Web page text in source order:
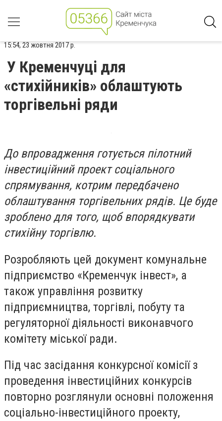
15:54, 23 жовтня 2017 р.
У Кременчуці для
«стихійників» облаштують
торгівельні ряди
До впровадження готується пілотний
інвестиційний проект соціального
спрямування, котрим передбачено
облаштування торгівельних рядів. Це буде
зроблено для того, щоб впорядкувати
стихійну торгівлю.
Розробляють цей документ комунальне
підприємство «Кременчук інвест», а
також управління розвитку
підприємництва, торгівлі, побуту та
регуляторної діяльності виконавчого
комітету міської ради.
Під час засідання конкурсної комісії з
проведення інвестиційних конкурсів
повторно розглянули основні положення
соціально-інвестиційного проекту,